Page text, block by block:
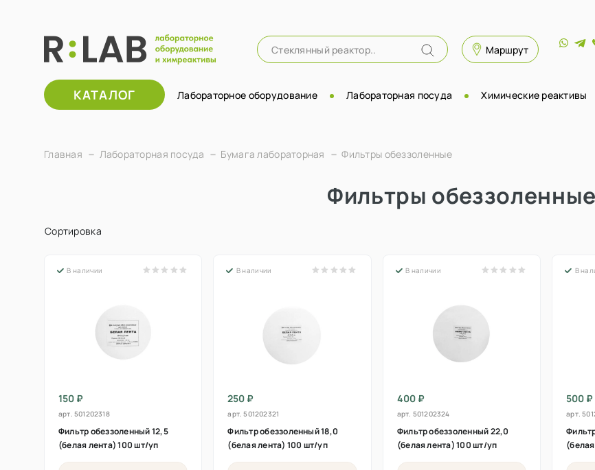
Маршрут
КАТАЛОГ Лабораторное оборудование Лабораторная посуда Химические реактивы
Главная Лабораторная посуда Бумага лабораторная Фильтры обеззоленные
Фильтры обеззоленные
Сортировка
В наличии
150 ₽
арт. 501202318
Фильтр обеззоленный 12,5
(белая лента) 100 шт/уп
В наличии
250 ₽
арт.501202321
Фильтр обеззоленный 18,0
(белая лента) 100 шт/уп
В наличии
400 ₽
арт. 501202324
Фильтр обеззоленный 22,0
(белая лента) 100 шт/уп
В
500 ₽
арт.